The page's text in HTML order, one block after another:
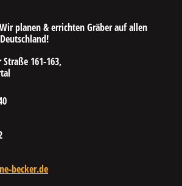
Wir planen & errichten Gräber auf allen
161-163,
becker.de